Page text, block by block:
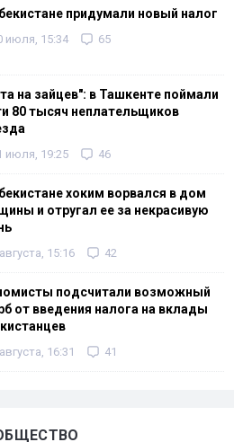
придумали новый налог
июля, 15:34 65
на зайцев": в Ташкенте поймали
80 тысяч неплательщиков
июля, 19:25 46
хоким ворвался в дом
и отругал ее за некрасивую
15:16 42
подсчитали возможный
от введения налога на вклады
16:31 41